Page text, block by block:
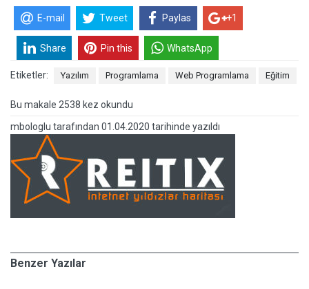
E-mail Tweet Paylas +1
Share Pin this WhatsApp
Etiketler: Yazılım Programlama Web Programlama Eğitim
Bu makale 2538 kez okundu
mbologlu tarafından 01.04.2020 tarihinde yazıldı
Benzer Yazılar